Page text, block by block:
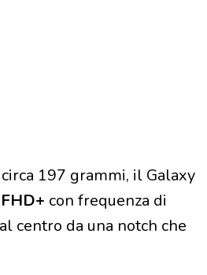
197 grammi, il Galaxy
con frequenza di
centro da una notch che